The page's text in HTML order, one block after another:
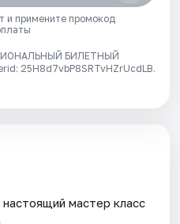
и примените промокод
БИЛЕТНЫЙ
25H8d7vbP8SRTvHZrUcdLB.
мастер класс